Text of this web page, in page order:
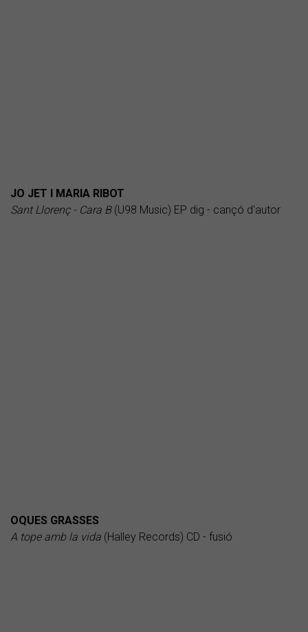
JO JET I MARIA RIBOT
Sant Llorenç - Cara B(U98 Music) EP dig - cançó d'autor
OQUES GRASSES
A tope amb la vida (Halley Records) CD - fusió